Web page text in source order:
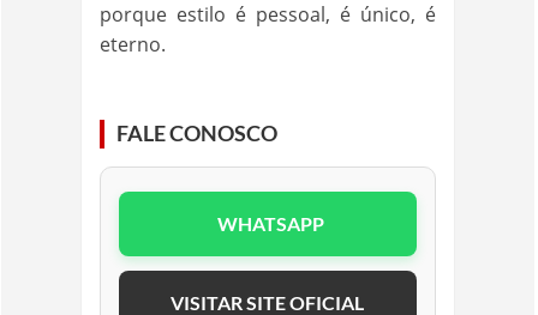
porque estilo é pessoal, é único, é
eterno.
FALE CONOSCO
WHATSAPP
VISITAR SITE OFICIAL